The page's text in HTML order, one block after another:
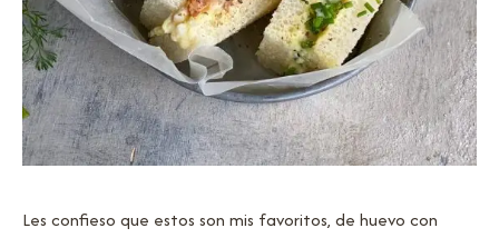
Les confieso que estos son mis favoritos, de huevo con